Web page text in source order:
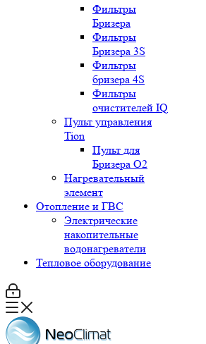
Фильтры
Бризера
Фильтры
Бризера 3S
Фильтры
бризера 4S
Фильтры
очистителей IQ
Пульт управления
Tion
Пульт для
Бризера O2
Нагревательный
элемент
Отопление и ГВС
Электрические
накопительные
водонагреватели
Тепловое оборудование